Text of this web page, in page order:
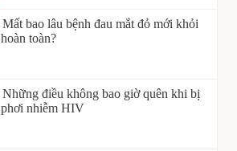
Mất bao lâu bệnh đau mắt đỏ mới khỏi
hoàn toàn?
Những điều không bao giờ quên khi bị
phơi nhiễm HIV